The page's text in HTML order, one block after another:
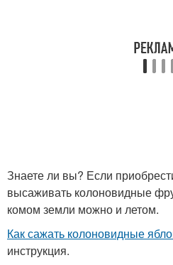
Знаете ли вы? Если
высаживать колоновидные
комом земли можно и летом.
Как сажать колоновидные
инструкция.